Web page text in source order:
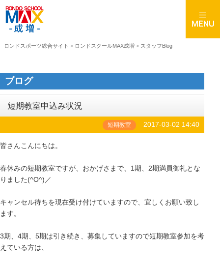
ロンドスポーツ総合サイト > ロンドスクールMAX成増 > スタッフBlog
ブログ
短期教室申込み状況
短期教室 2017-03-02 14:40
皆さんこんにちは。
春休みの短期教室ですが、おかげさまで、1期、2期満員御礼とな
りました(^O^)／
キャンセル待ちを現在受け付けていますので、宜しくお願い致し
ます。
3期、4期、5期は引き続き、募集していますので短期教室参加を考
えている方は、